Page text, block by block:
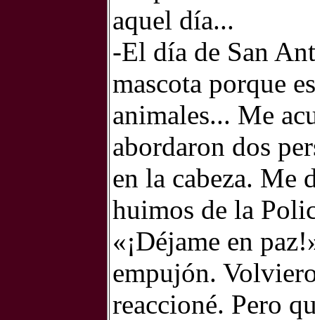
aquel día...
-El día de San
mascota porque
animales... Me
abordaron dos
en la cabeza. Me
huimos de la
«¡Déjame en
empujón.
reaccioné. Pero